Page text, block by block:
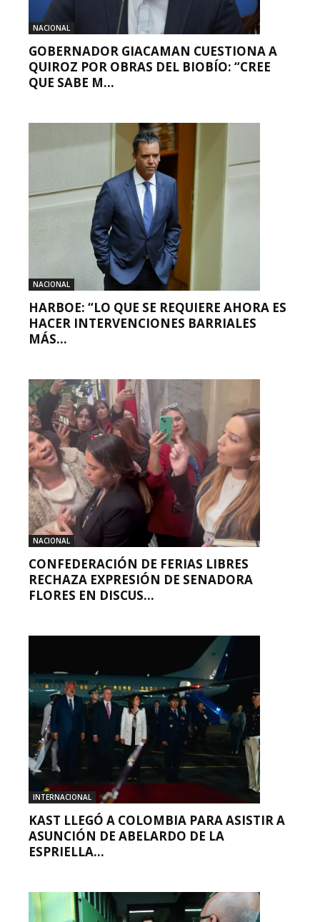
NACIONAL
GOBERNADOR GIACAMAN CUESTIONA A
QUIROZ POR OBRAS DEL BIOBÍO: “CREE
QUE SABE M...
NACIONAL
HARBOE: “LO QUE SE REQUIERE AHORA ES
HACER INTERVENCIONES BARRIALES
MÁS...
NACIONAL
CONFEDERACIÓN DE FERIAS LIBRES
RECHAZA EXPRESIÓN DE SENADORA
FLORES EN DISCUS...
INTERNACIONAL
KAST LLEGÓ A COLOMBIA PARA ASISTIR A
ASUNCIÓN DE ABELARDO DE LA
ESPRIELLA...